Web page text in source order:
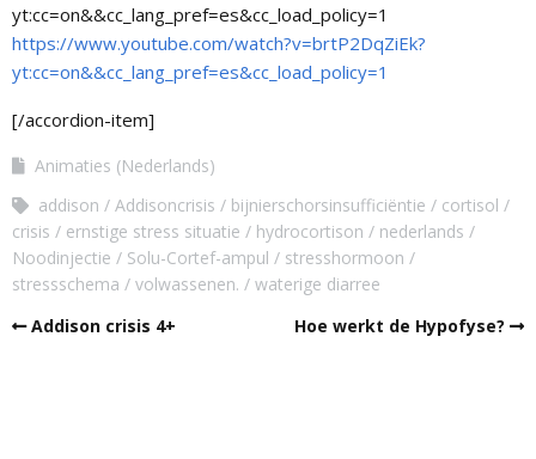
yt:cc=on&&cc_lang_pref=es&cc_load_policy=1
https://www.youtube.com/watch?v=brtP2DqZiEk?
yt:cc=on&&cc_lang_pref=es&cc_load_policy=1
[/accordion-item]
Animaties (Nederlands)
addison
Addisoncrisis bijnierschorsinsufficiëntie
cortisol
crisis
ernstige stress situatie hydrocortison
nederlands
Noodinjectie
Solu-Cortef-ampul
stresshormoon
stressschema
volwassenen.
waterige diarree
Addison crisis 4+
Hoe werkt de Hypofyse?